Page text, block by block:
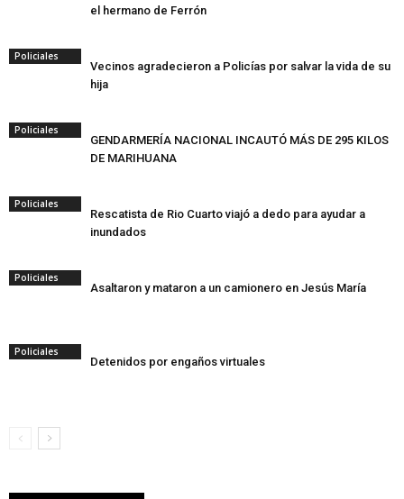
el hermano de Ferrón
Policiales
Vecinos agradecieron a Policías por salvar la vida de su
hija
Policiales
GENDARMERÍA NACIONAL INCAUTÓ MÁS DE 295 KILOS
DE MARIHUANA
Policiales
Rescatista de Rio Cuarto viajó a dedo para ayudar a
inundados
Policiales
Asaltaron y mataron a un camionero en Jesús María
Policiales
Detenidos por engaños virtuales